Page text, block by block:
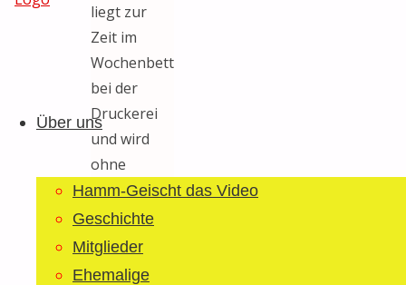
Guggemusig
Lömpe
springenÜber uns
Hamm-Geischt das Video
Geschichte
Mitglieder
Ehemalige
liegt zur
Zeit im
Wochenbett
bei der
Druckerei
und wird
ohne
Komplikationen
ende
nächster
Woche nach